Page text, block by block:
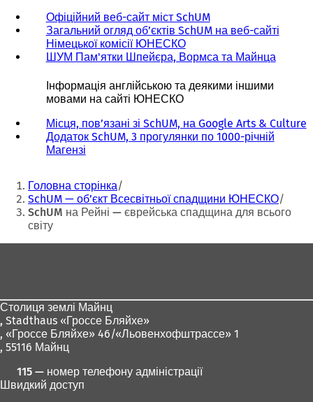
Офіційний веб-сайт міст SchUM
Загальний огляд об’єктів SchUM на веб-сайті
Німецької комісії ЮНЕСКО
ШУМ Пам'ятки Шпейєра, Вормса та Майнца
Інформація англійською та деякими іншими
мовами на сайті ЮНЕСКО
Місця, пов’язані зі SchUM, на Google Arts & Culture
є
я
Додаток SchUM, 3 прогулянки по 1000-річній
Магензі
д
к
р
в
ь
с
я
в
в
Ти
тут:
Головна сторінка
SchUM — об’єкт Всесвітньої спадщини ЮНЕСКО
SchUM на Рейні — єврейська спадщина для всього
світу
Столиця землі Майнц
, Stadthaus «Гроссе Бляйхе»
, «Гроссе Бляйхе» 46/«Льовенхофштрассе» 1
, 55116 Майнц
115 — номер телефону адміністрації
Швидкий доступ